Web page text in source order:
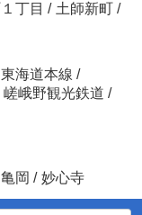
丁目 / 土師新町 /
東海道本線 /
嵯峨野観光鉄道 /
亀岡 / 妙心寺